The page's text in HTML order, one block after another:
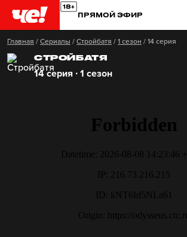
ПРЯМОЙ ЭФИР
Главная / Сериалы / Стройбатя / 1 сезон / 14 серия
СТРОЙБАТЯ
14 серия ∙ 1 сезон